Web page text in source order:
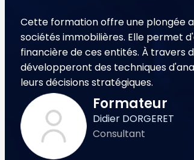
Cette formation offre une plongée
sociétés immobilières. Elle permet
financière de ces entités. À travers
développeront des techniques
leurs décisions stratégiques.
Formateur
Didier DORGERET
Consultant